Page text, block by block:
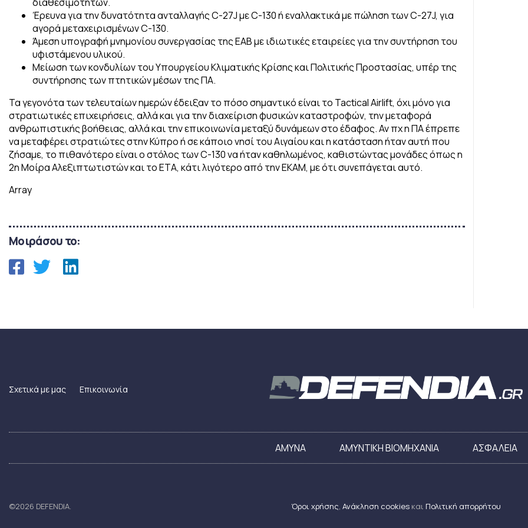
Έρευνα για την δυνατότητα ανταλλαγής C-27J με C-130 ή εναλλακτικά με πώληση των C-27J, για
αγορά μεταχειρισμένων C-130.
Άμεση υπογραφή μνημονίου συνεργασίας της ΕΑΒ με ιδιωτικές εταιρείες για την συντήρηση του
υφιστάμενου υλικού.
Μείωση των κονδυλίων του Υπουργείου Κλιματικής Κρίσης και Πολιτικής Προστασίας, υπέρ της
συντήρησης των πτητικών μέσων της ΠΑ.
Τα γεγονότα των τελευταίων ημερών έδειξαν το πόσο σημαντικό είναι το Tactical Airlift, όχι μόνο για
στρατιωτικές επιχειρήσεις, αλλά και για την διαχείριση φυσικών καταστροφών, την μεταφορά
ανθρωπιστικής βοήθειας, αλλά και την επικοινωνία μεταξύ δυνάμεων στο έδαφος. Αν πχ η ΠΑ έπρεπε
να μεταφέρει στρατιώτες στην Κύπρο ή σε κάποιο νησί του Αιγαίου και η κατάσταση ήταν αυτή που
ζήσαμε, το πιθανότερο είναι ο στόλος των C-130 να ήταν καθηλωμένος, καθιστώντας μονάδες όπως η
2η Μοίρα Αλεξιπτωτιστών και το ΕΤΑ, κάτι λιγότερο από την ΕΚΑΜ, με ότι συνεπάγεται αυτό.
Array
Μοιράσου το:
Σχετικά με μας Επικοινωνία
ΑΜΥΝΑ ΑΜΥΝΤΙΚΗ ΒΙΟΜΗΧΑΝΙΑ ΑΣΦΑΛΕΙΑ
©2026 DEFENDIA. Όροι χρήσης Ανάκληση cookies και Πολιτική απορρήτου